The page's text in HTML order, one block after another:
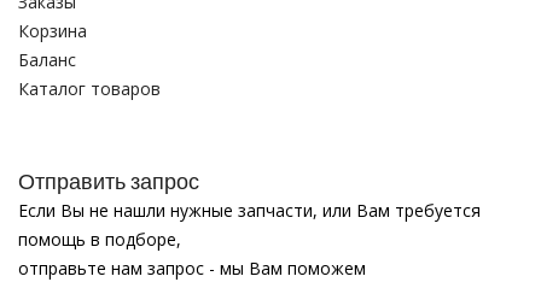
Корзина
Баланс
Каталог товаров
Отправить запрос
Если Вы не нашли нужные запчасти, или Вам требуется
помощь в подборе,
отправьте нам запрос - мы Вам поможем